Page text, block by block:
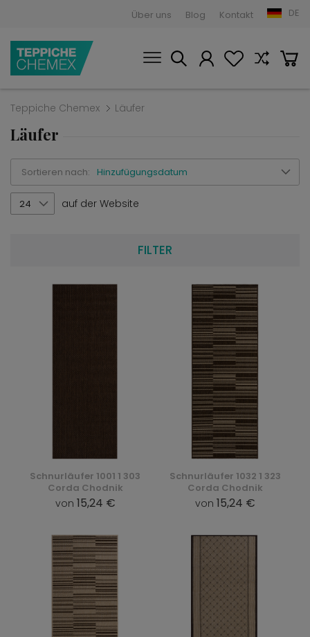
Über uns Blog Kontakt DE
Teppiche Chemex Läufer
Läufer
Sortieren nach: Hinzufügungsdatum
24 auf der Website
FILTER
Schnurläufer 1001 1 303
Corda Chodnik
von 15,24 €
Schnurläufer 1032 1 323
Corda Chodnik
von 15,24 €